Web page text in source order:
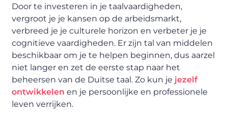
Door te investeren in je taalvaardigheden,
vergroot je je kansen op de arbeidsmarkt,
verbreed je je culturele horizon en verbeter je je
cognitieve vaardigheden. Er zijn tal van middelen
beschikbaar om je te helpen beginnen, dus aarzel
niet langer en zet de eerste stap naar het
beheersen van de Duitse taal. Zo kun je jezelf
ontwikkelen en je persoonlijke en professionele
leven verrijken.